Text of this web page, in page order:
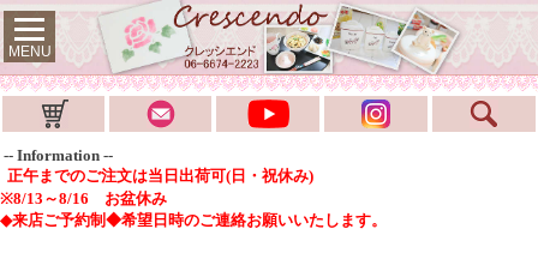
MENU
-- Information --
正午までのご注文は当日出荷可(日・祝休み)
※8/13～8/16 お盆休み
◆来店ご予約制◆希望日時のご連絡お願いいたします。